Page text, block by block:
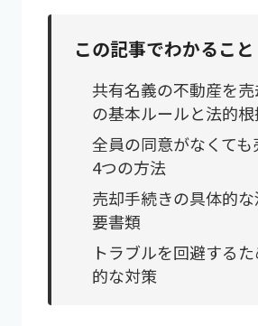
この記事でわかること
共有名義の不動産を
の基本ルールと法的根
全員の同意がなくても
4つの方法
売却手続きの具体的
要書類
トラブルを回避する
的な対策